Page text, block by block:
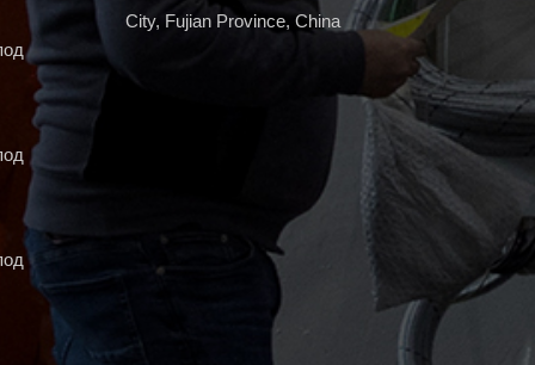
City, Fujian Province, China